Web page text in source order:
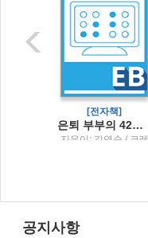
[전자책]
은퇴 부부의 42일 자유여행
지은이: 김연순 / 크레
공지사항